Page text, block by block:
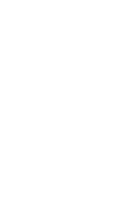
Mezquita-
innovadores en el
celebrado los días
Cabildo, Joaquín
expusieron ante
visitantes como el